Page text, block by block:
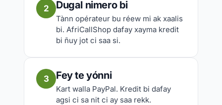
2 Dugal nimero bi
Tànn opérateur bu réew mi ak xaalis
bi. AfriCallShop dafay xayma kredit
bi ñuy jot ci saa si.
3 Fey te yónni
Kart walla PayPal. Kredit bi dafay
agsi ci sa nit ci ay saa rekk.